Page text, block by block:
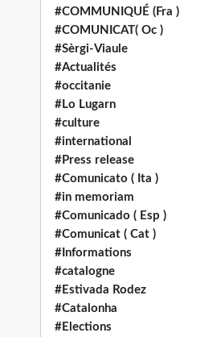
#COMMUNIQUÉ (Fra )
#COMUNICAT( Oc )
#Sèrgi-Viaule
#Actualités
#occitanie
#Lo Lugarn
#culture
#international
#Press release
#Comunicato ( Ita )
#in memoriam
#Comunicado ( Esp )
#Comunicat ( Cat )
#Informations
#catalogne
#Estivada Rodez
#Catalonha
#Elections